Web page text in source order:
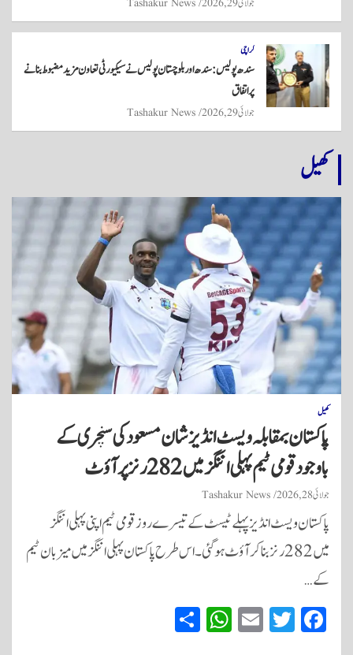
کراچی
سندھ پولیس: سندھ اور بلوچستان پولیس نے سیکیورٹی تعاون مزید مضبوط بنانے
پر اتفاق
جولائی 29, 2026 Tashakur News
کھیل
کھیل
پاکستان بمقابلہ ویسٹ انڈیز شان مسعود کی سنچری کے
باوجود قومی ٹیم پہلی اننگز میں 282 رنز پر آؤٹ
جولائی 28, 2026 Tashakur News
پاکستان ویسٹ انڈیز پہلے ٹیسٹ کے تیسرے روز قومی ٹیم اپنی پہلی اننگز
میں 282 رنز بنا کر آؤٹ ہو گئی۔ اس طرح پاکستان پہلی اننگز میں میزبان ٹیم
کے…
Fa
T
E
W